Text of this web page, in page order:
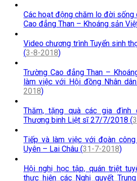
Các hoạt động chăm lo đời sống
Cao đẳng Than – Khoáng sản
Video chương trình Tuyển sinh
(3-8-2018)
Trường Cao đẳng Than –
làm việc với Hội đồng Nhân
2018)
Thăm, tặng quà các gia đình
Thương binh Liệt sĩ 27/7/2018 (
Tiếp và làm việc với đoàn công
Uyên – Lai Châu (31-7-2018)
Hội nghị học tập, quán triệt
thực hiện các Nghị quyết